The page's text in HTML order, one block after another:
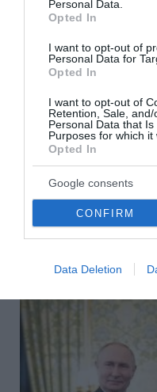
Personal Data.
Opted In
I want to opt-out of
Personal Data for
Opted In
I want to opt-out of
Retention, Sale,
Personal Data that
Purposes for which it
Opted In
Google consents
CONFIRM
Data Deletion
συστήματος
Ρωσία: Πάνω από 450
τη νύχτα – Νεκροί σε δύο
Χαρδαλιάς: Ξεκινάμε
πρώτης από τις τρεις
Διαβίωσης ΑμεΑ που
με πόρους του ΕΣΠΑ
Ρόδος: Νεκρός
ΟΛΕΣ
διαβάστε